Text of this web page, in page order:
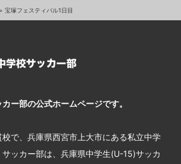
>宝塚フェスティバル1日目
ー部の公式ホームページです。
で、兵庫県西宮市上大市にある私立中学
ッカー部は、兵庫県中学生(U-15)サッカ